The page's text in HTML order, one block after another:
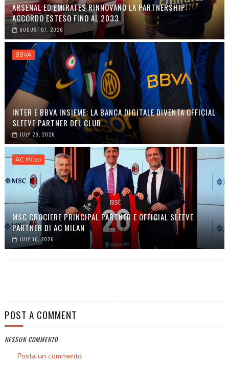
ARSENAL ED EMIRATES RINNOVANO LA PARTNERSHIP:
ACCORDO ESTESO FINO AL 2033
AUGUST 07, 2026
BBVA
INTER E BBVA INSIEME: LA BANCA DIGITALE DIVENTA OFFICIAL
SLEEVE PARTNER DEL CLUB
JULY 28, 2026
AC Milan
MSC CROCIERE PRINCIPAL PARTNER E OFFICIAL SLEEVE
PARTNER DI AC MILAN
JULY 16, 2026
POST A COMMENT
NESSUN COMMENTO
Posta un commento